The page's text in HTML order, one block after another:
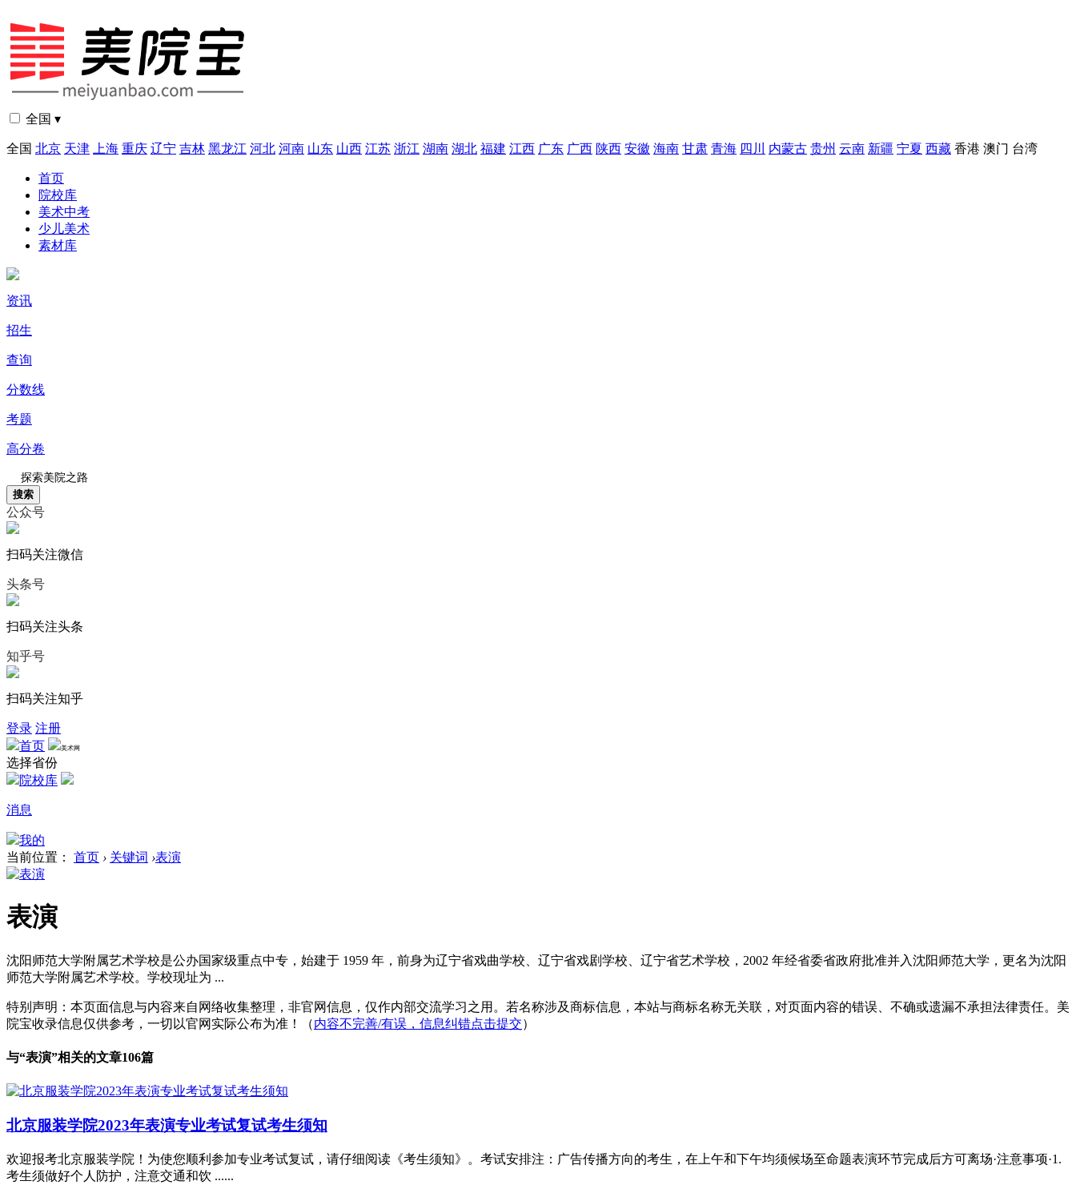
全国 ▾
全国 北京 天津 上海 重庆 辽宁 吉林 黑龙江 河北 河南 山东 山西 江苏 浙江 湖南 湖北 福建 江西 广东 广西 陕西 安徽 海南 甘肃 青海 四川 内蒙古 贵州 云南 新疆 宁夏 西藏 香港 澳门 台湾
首页
院校库
美术中考
少儿美术
素材库
资讯
招生
查询
分数线
考题
高分卷
搜索
公众号
扫码关注微信
头条号
扫码关注头条
知乎号
扫码关注知乎
登录 注册
首页
美术网
选择省份
院校库
消息
我的
当前位置：
首页 › 关键词 ›表演
表演
沈阳师范大学附属艺术学校是公办国家级重点中专，始建于 1959 年，前身为辽宁省戏曲学校、辽宁省戏剧学校、辽宁省艺术学校，2002 年经省委省政府批准并入沈阳师范大学，更名为沈阳
师范大学附属艺术学校。学校现址为 ...
特别声明：本页面信息与内容来自网络收集整理，非官网信息，仅作内部交流学习之用。若名称涉及商标信息，本站与商标名称无关联，对页面内容的错误、不确或遗漏不承担法律责任。美
院宝收录信息仅供参考，一切以官网实际公布为准！（内容不完善/有误，信息纠错点击提交）
与“表演”相关的文章106篇
北京服装学院2023年表演专业考试复试考生须知
欢迎报考北京服装学院！为使您顺利参加专业考试复试，请仔细阅读《考生须知》。考试安排注：广告传播方向的考生，在上午和下午均须候场至命题表演环节完成后方可离场·注意事项·1.
考生须做好个人防护，注意交通和饮 ......